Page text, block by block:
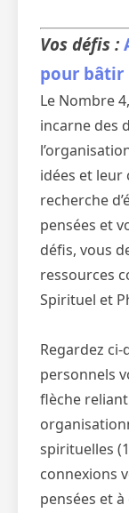
Vos défis :
pour bâtir
Le Nombre
incarne des
idées et leur
recherche
pensées et
défis, vous
ressources
Spirituel et
Regardez
personnels
flèche
spirituelles
connexions
pensées et